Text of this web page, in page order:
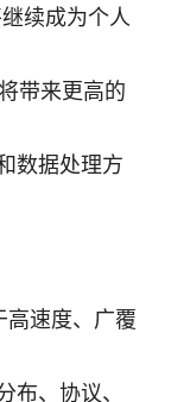
续成为个人
带来更高的
数据处理方
速度、广覆
布、协议、